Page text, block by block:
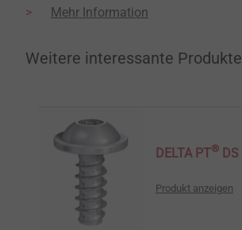
Mehr Information
Weitere interessante Produkte
DELTA PT®DS
Produkt anzeigen